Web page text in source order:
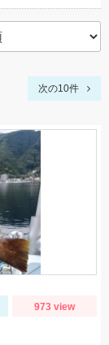
次の10件
973 view